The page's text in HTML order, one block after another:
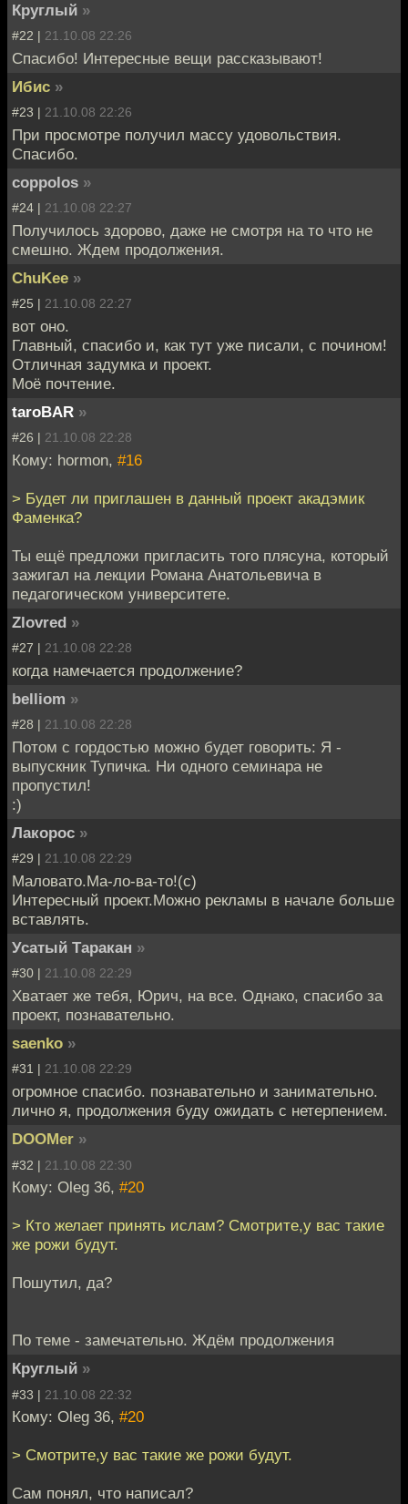
Круглый »
#22 | 21.10.08 22:26
Спасибо! Интересные вещи рассказывают!
Ибис »
#23 | 21.10.08 22:26
При просмотре получил массу удовольствия.
Спасибо.
coppolos »
#24 | 21.10.08 22:27
Получилось здорово, даже не смотря на то что не
смешно. Ждем продолжения.
ChuKee »
#25 | 21.10.08 22:27
вот оно.
Главный, спасибо и, как тут уже писали, с почином!
Отличная задумка и проект.
Моё почтение.
taroBAR »
#26 | 21.10.08 22:28
Кому: hormon, #16
> Будет ли приглашен в данный проект акадэмик
Фаменка?
Ты ещё предложи пригласить того плясуна, который
зажигал на лекции Романа Анатольевича в
педагогическом университете.
Zlovred »
#27 | 21.10.08 22:28
когда намечается продолжение?
belliom »
#28 | 21.10.08 22:28
Потом с гордостью можно будет говорить: Я -
выпускник Тупичка. Ни одного семинара не
пропустил!
:)
Лакорос »
#29 | 21.10.08 22:29
Маловато.Ма-ло-ва-то!(с)
Интересный проект.Можно рекламы в начале больше
вставлять.
Усатый Таракан »
#30 | 21.10.08 22:29
Хватает же тебя, Юрич, на все. Однако, спасибо за
проект, познавательно.
saenko »
#31 | 21.10.08 22:29
огромное спасибо. познавательно и занимательно.
лично я, продолжения буду ожидать с нетерпением.
DOOMer »
#32 | 21.10.08 22:30
Кому: Oleg 36, #20
> Кто желает принять ислам? Смотрите,у вас такие
же рожи будут.
Пошутил, да?
По теме - замечательно. Ждём продолжения
Круглый »
#33 | 21.10.08 22:32
Кому: Oleg 36, #20
> Смотрите,у вас такие же рожи будут.
Сам понял, что написал?